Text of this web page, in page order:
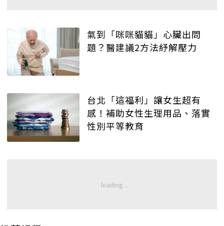
氣到「咪咪貓貓」心臟出問
題？醫建議2方法紓解壓力
台北「這福利」讓女生超有
感！補助女性生理用品、落實
性別平等教育